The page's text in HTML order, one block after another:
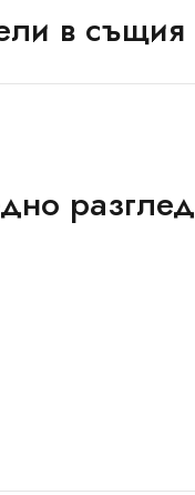
в същия